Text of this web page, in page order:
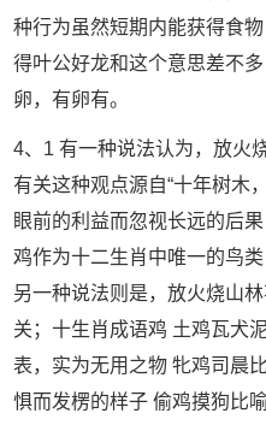
种行为虽然短期内能获得食
得叶公好龙和这个意思差不
卵，有卵有。
4、1 有一种说法认为，放火
有关这种观点源自“十年树木
眼前的利益而忽视长远的后
鸡作为十二生肖中唯一的鸟
另一种说法则是，放火烧山
关；十生肖成语鸡 土鸡瓦犬
表，实为无用之物 牝鸡司晨
惧而发楞的样子 偷鸡摸狗比